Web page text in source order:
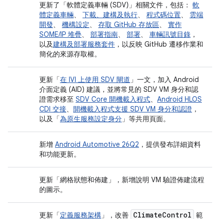
更新了「軟體定義車輛 (SDV)」相關文件，包括： 軟
體定義車輛、 下載、建構及執行、 程式碼位置、 雲端
開發、 機構設定、 存取 GitHub 存放區、 實作
SOME/IP 堆疊、 部署指南、 部署、 車輛訊號目錄 ，
以及建構及部署服務套件 ，以反映 GitHub 遷移作業和
簡化的來源存取權。
更新「在 IVI 上使用 SDV 閘道 」一文，加入 Android
介面定義 (AID) 建議，並將常見的 SDV VM 身分和認
證需求移至 SDV Core 開機載入程式、 Android HLOS
CDI 交接、 開機載入程式支援 SDV VM 身分和認證 ，
以及「為原生服務設定身分 」等共用頁面。
新增 Android Automotive 26Q2 ，提供發布詳細資料
和功能更新。
更新「網格狀態和佈建」
，新增說明 VM 驗證佈建流程
的圖示。
更新「定義服務架構 」，改善 ClimateControl 範